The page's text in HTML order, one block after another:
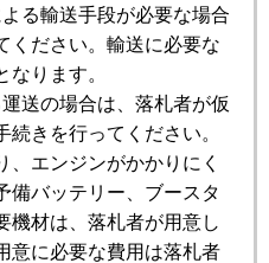
る輸送手段が必要な場合
ください。輸送に必要な
なります。
送の場合は、落札者が仮
きを行ってください。
、エンジンがかかりにく
備バッテリー、ブースタ
機材は、落札者が用意し
意に必要な費用は落札者